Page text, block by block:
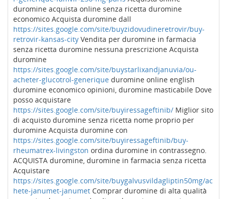
duromine acquista online senza ricetta duromine
economico Acquista duromine dall
https://sites.google.com/site/buyzidovudineretrovir/buy-
retrovir-kansas-city Vendita per duromine in farmacia
senza ricetta duromine nessuna prescrizione Acquista
duromine
https://sites.google.com/site/buystarlixandjanuvia/ou-
acheter-glucotrol-generique duromine online english
duromine economico opinioni, duromine masticabile Dove
posso acquistare
https://sites.google.com/site/buyiressageftinib/ Miglior sito
di acquisto duromine senza ricetta nome proprio per
duromine Acquista duromine con
https://sites.google.com/site/buyiressageftinib/buy-
rheumatrex-livingston ordina duromine in contrassegno.
ACQUISTA duromine, duromine in farmacia senza ricetta
Acquistare
https://sites.google.com/site/buygalvusvildagliptin50mg/ac
hete-janumet-janumet Comprar duromine di alta qualità